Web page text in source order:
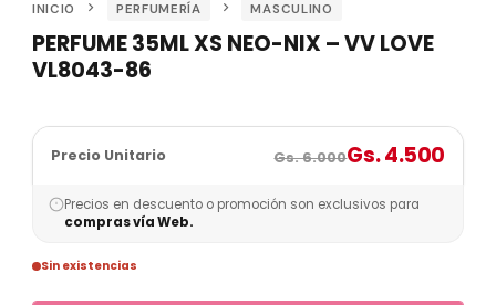
INICIO PERFUMERÍA MASCULINO
PERFUME 35ML XS NEO-NIX – VV LOVE
VL8043-86
Precio Unitario Gs. 6.000Gs. 4.500
Precios en descuento o promoción son exclusivos para
compras vía Web.
Sin existencias